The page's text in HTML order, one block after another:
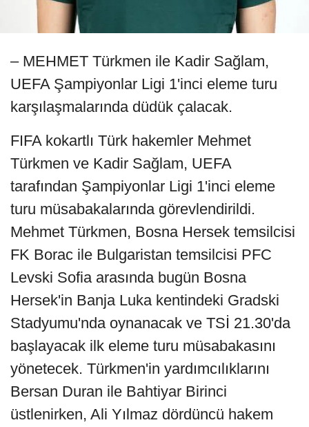
– MEHMET Türkmen ile Kadir Sağlam,
UEFA Şampiyonlar Ligi 1'inci eleme turu
karşılaşmalarında düdük çalacak.
FIFA kokartlı Türk hakemler Mehmet
Türkmen ve Kadir Sağlam, UEFA
tarafından Şampiyonlar Ligi 1'inci eleme
turu müsabakalarında görevlendirildi.
Mehmet Türkmen, Bosna Hersek temsilcisi
FK Borac ile Bulgaristan temsilcisi PFC
Levski Sofia arasında bugün Bosna
Hersek'in Banja Luka kentindeki Gradski
Stadyumu'nda oynanacak ve TSİ 21.30'da
başlayacak ilk eleme turu müsabakasını
yönetecek. Türkmen'in yardımcılıklarını
Bersan Duran ile Bahtiyar Birinci
üstlenirken, Ali Yılmaz dördüncü hakem